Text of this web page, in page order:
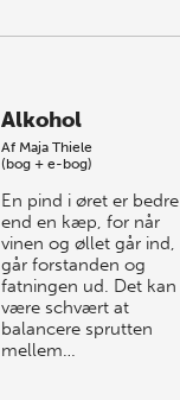
Alkohol
Af Maja Thiele
(bog + e-bog)
En pind i øret er bedre
end en kæp, for når
vinen og øllet går ind,
går forstanden og
fatningen ud. Det kan
være schvært at
balancere sprutten
mellem…